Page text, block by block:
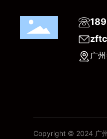
广
Copyright © 2024 广